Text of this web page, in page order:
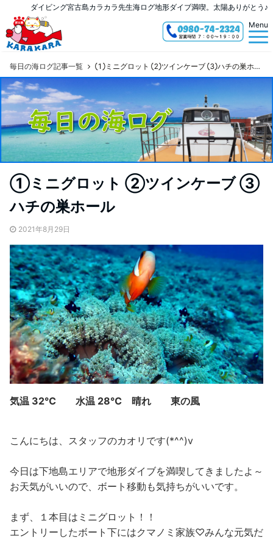
ダイビング宮古島カラカラ先生海ログ地形ダイブ満喫。太陽ありがとう♪
Menu
毎日の海ログ記事一覧 ①ミニグロット ②ツインケーブ ③ハチの巣ホール
①ミニグロット ②ツインケーブ ③
ハチの巣ホール
2021年8月29日
気温 32℃ 水温 28℃ 晴れ 東の風
こんにちは、スタッフのカオリです(*^^)v
今日は下地島エリアで地形ダイブを満喫してきましたよ～
お天気がいいので、ボート移動も気持ちがいいです。
まず、１本目はミニグロット！！
エントリーしたボート下にはクマノミ家族♡みんな元気だ